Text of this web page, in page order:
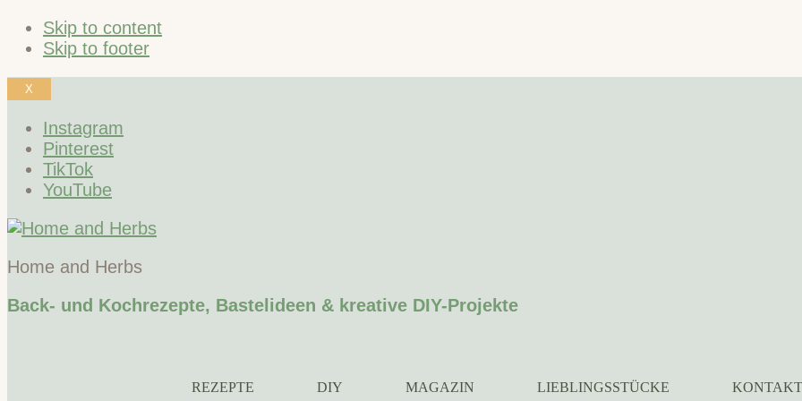
Skip to content
Skip to footer
X
Instagram
Pinterest
TikTok
YouTube
Home and Herbs
Back- und Kochrezepte, Bastelideen & kreative DIY-Projekte
REZEPTE DIY MAGAZIN LIEBLINGSSTÜCKE KONTAKT